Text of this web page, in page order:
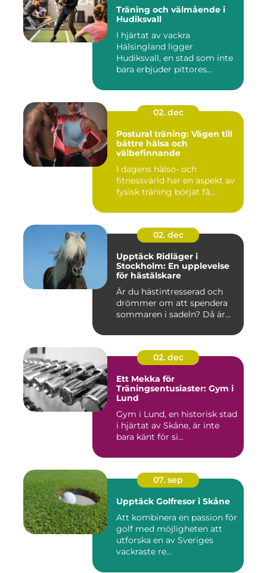
Träning och välmående i
Hudiksvall
I hjärtat av vackra
Hälsingland ligger
Hudiksvall, en stad som inte
bara erbjuder pittores...
02. dec
Postural träning: Vägen till
bättre hälsa och
välbefinnande
I dagens hälso- och
fitnessvärld har en aspekt av
fysisk träning börjat få...
02. dec
Upptäck Ridläger i
Stockholm: En upplevelse
för hästälskare
Är du hästintresserad och
drömmer om att spendera
sommaren i sadeln? Då är...
02. dec
Ett Mekka för
Träningsentusiaster: Gym i
Lund
Gym i Lund, en historisk stad
i hjärtat av Skåne, är inte
bara känt för si...
07. sep
Upptäck Golfresor i Skåne
Att kombinera en passion för
golf med möjligheten att
utforska en av Sveriges
vackraste re...